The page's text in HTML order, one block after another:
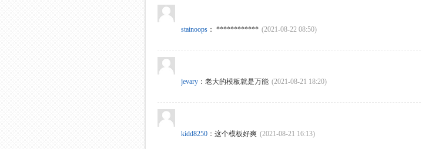
stainoops ： ************ (2021-08-22 08:50)
jevary ： 老大的模板就是万能 (2021-08-21 18:20)
kidd8250 ： 这个模板好爽 (2021-08-21 16:13)